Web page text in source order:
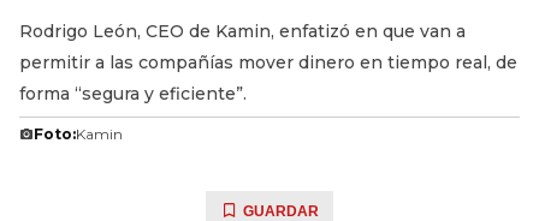
Rodrigo León, CEO de Kamin, enfatizó en que van a
permitir a las compañías mover dinero en tiempo real, de
forma “segura y eficiente”.
Foto:Kamin
GUARDAR